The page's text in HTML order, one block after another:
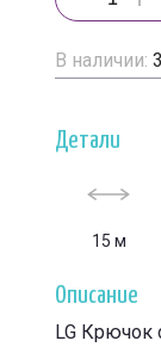
В наличии: 3
Детали
15 м
Описание
LG Крючок